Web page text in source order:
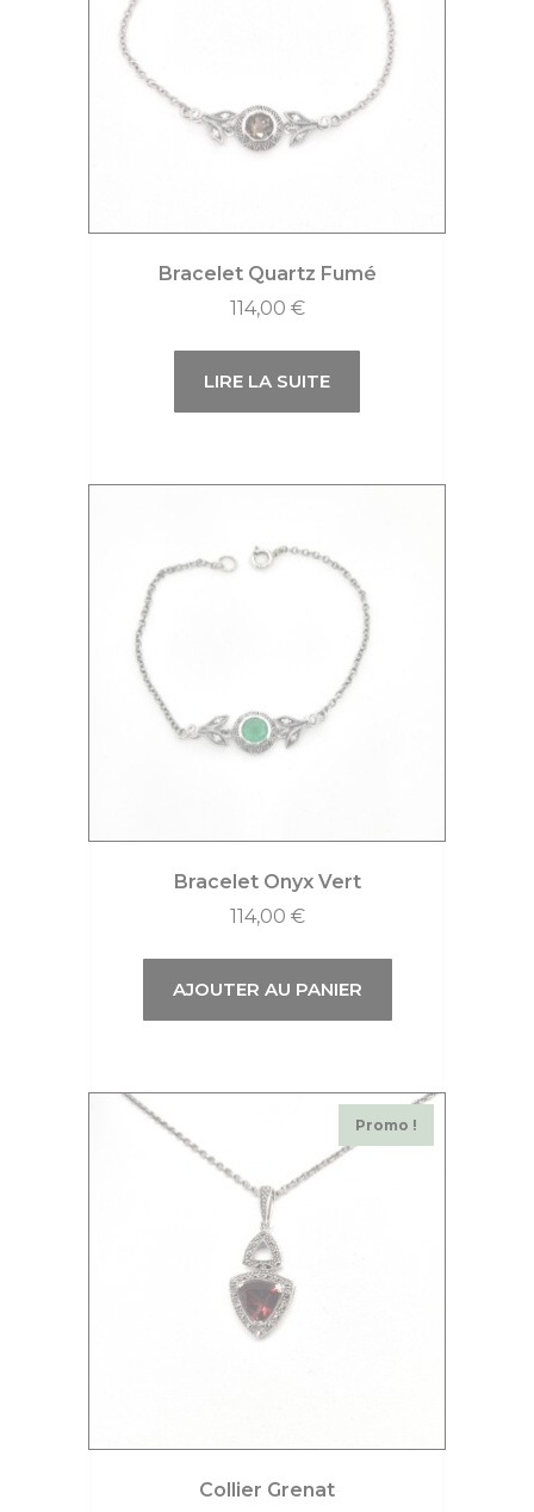
Bracelet Quartz Fumé
114,00 €
LIRE LA SUITE
Bracelet Onyx Vert
114,00 €
AJOUTER AU PANIER
Promo !
Collier Grenat